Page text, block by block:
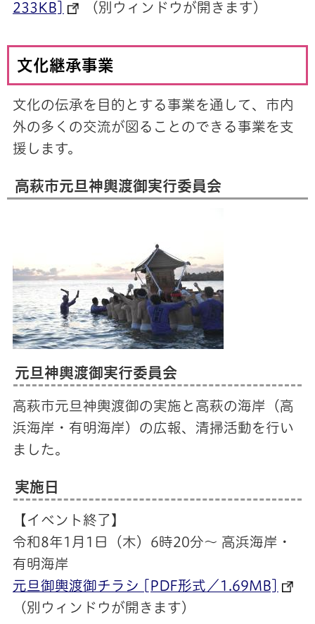
233KB]
（別ウィンドウが開きます）
文化継承事業
文化の伝承を目的とする事業を通して、市内
外の多くの交流が図ることのできる事業を支
援します。
高萩市元旦神輿渡御実行委員会
元旦神輿渡御実行委員会
高萩市元旦神輿渡御の実施と高萩の海岸（高
浜海岸・有明海岸）の広報、清掃活動を行い
ました。
実施日
【イベント終了】
令和8年1月1日（木）6時20分～ 高浜海岸・
有明海岸
元旦御輿渡御チラシ [PDF形式／1.69MB]
（別ウィンドウが開きます）